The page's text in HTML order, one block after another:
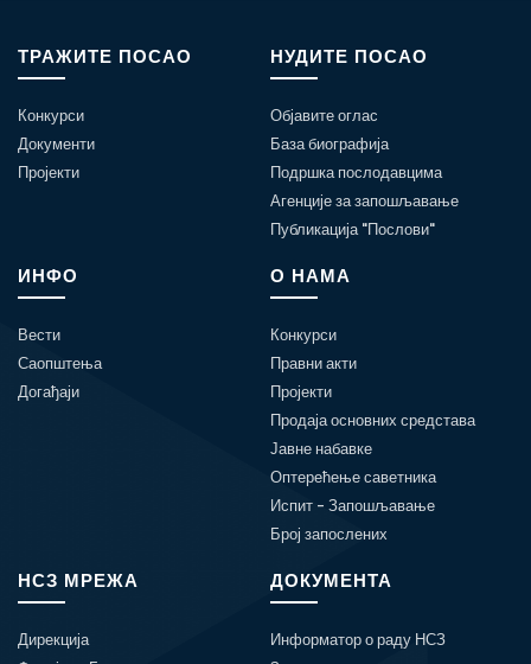
ТРАЖИТЕ ПОСАО
Конкурси
Документи
Пројекти
НУДИТЕ ПОСАО
Објавите оглас
База биографија
Подршка послодавцима
Агенције за запошљавање
Публикација "Послови"
ИНФО
Вести
Саопштења
Догађаји
О НАМА
Конкурси
Правни акти
Пројекти
Продаја основних средстава
Јавне набавке
Оптерећење саветника
Испит - Запошљавање
Број запослених
НСЗ МРЕЖА
Дирекција
ДОКУМЕНТА
Информатор о раду НСЗ